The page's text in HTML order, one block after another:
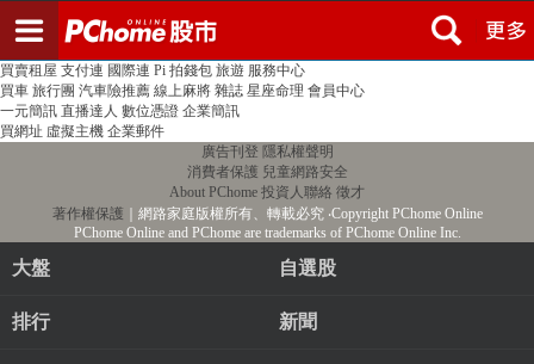
PChome首頁 線上購物 24h購物 書店
買賣租屋 支付連 國際連 Pi 拍錢包 旅遊 服務中心
買車 旅行團 汽車險推薦 線上麻將 雜誌 星座命理 會員中心
一元簡訊 直播達人 數位憑證 企業簡訊
買網址 虛擬主機 企業郵件
廣告刊登 隱私權聲明
消費者保護 兒童網路安全
About PChome 投資人聯絡 徵才
著作權保護 ｜網路家庭版權所有、轉載必究‧Copyright PChome Online
PChome Online and PChome are trademarks of PChome Online Inc.
大盤 自選股
排行 新聞